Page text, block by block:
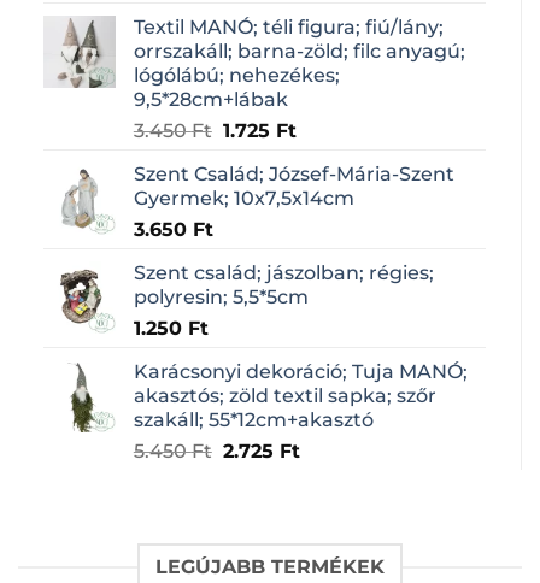
Textil MANÓ; téli figura; fiú/lány;
orrszakáll; barna-zöld; filc anyagú;
lógólábú; nehezékes;
9,5*28cm+lábak
3.450Ft Original
was:
3.450 Ft.
1.725 FtCurrent
is:
1.725 Ft.
Szent Család; József-Mária-Szent
Gyermek; 10x7,5x14cm
3.650 Ft
Szent család; jászolban; régies;
polyresin; 5,5*5cm
1.250 Ft
Karácsonyi dekoráció; Tuja MANÓ;
akasztós; zöld textil sapka; szőr
szakáll; 55*12cm+akasztó
5.450Ft Original
2.725 FtCurrent
LEGÚJABB TERMÉKEK